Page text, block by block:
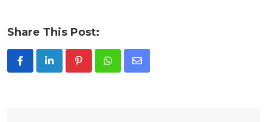
Share This Post:
PinterestWhatsappShare